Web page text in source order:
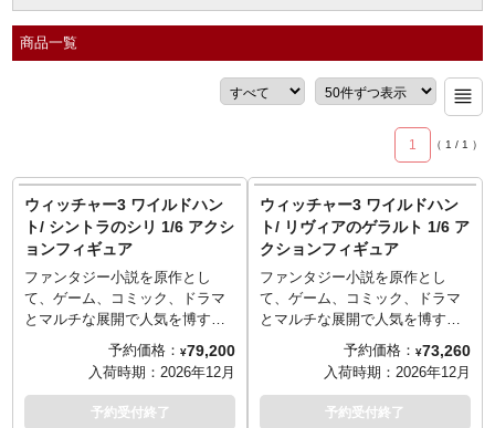
商品一覧
1 （ 1 / 1 ）
ウィッチャー3 ワイルドハン
ト/ シントラのシリ 1/6 アクシ
ョンフィギュア
ファンタジー小説を原作とし
て、ゲーム、コミック、ドラマ
とマルチな展開で人気を博す
「ウィッチャ―」シリーズ。ゲ
ーム3作品目となる『ウィッチャ
ー3 ワイルドハント』から、
「リヴィアのゲラルト」に続
き、「シントラのシリ」が1/6ス
予約価格： ¥79,200
入荷時期： 2026年12月
予約受付終了
ウィッチャー3 ワイルドハン
ト/ リヴィアのゲラルト 1/6 ア
クションフィギュア
ファンタジー小説を原作とし
て、ゲーム、コミック、ドラマ
とマルチな展開で人気を博す
「ウィッチャ―」シリーズ。ゲ
ーム3作品目となる『ウィッチャ
ー3 ワイルドハント』から、主
人公であるリヴィアのゲラルト
がピュアアーツの手により精巧
予約価格： ¥73,260
入荷時期： 2026年12月
予約受付終了